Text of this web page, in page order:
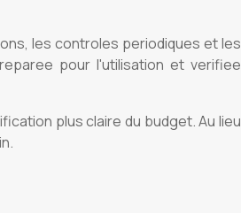
les controles periodiques et les
pour l'utilisation et verifiee
plus claire du budget. Au lieu